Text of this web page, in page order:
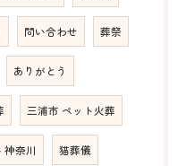
問い合わせ 葬祭
ありがとう
三浦市 ペット火葬
神奈川 猫葬儀